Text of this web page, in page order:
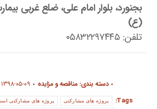
بجنورد، بلوار امام علی، ضلع غربی
(ع)
تلفن: ۰۵۸۳۲۲۹۷۴۴۵
دسته بندی:مناقصه و مزایده ۱۳۹۸-۰۵-۰۹
Tags:
پروژه های مشارکتی پروژه های مشارکتی